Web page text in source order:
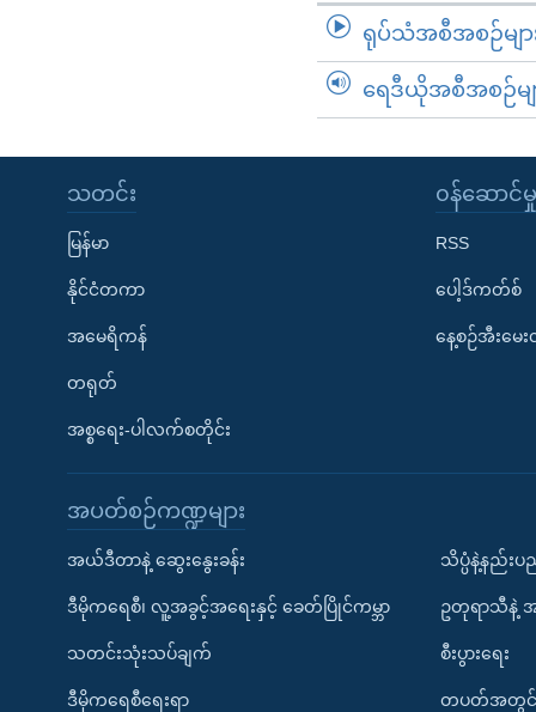
ရုပ်သံအစီအစဉ်မျာ
ရေဒီယိုအစီအစဉ်မျ
သတင်း
မြန်မာ
နိုင်ငံတကာ
အမေရိကန်
တရုတ်
အစ္စရေး-ပါလက်စတိုင်း
၀န်ဆောင်မှု
RSS
ပေါ့ဒ်ကတ်စ်
နေ့စဉ်အီးမ
အပတ်စဉ်ကဏ္ဍများ
အယ်ဒီတာနဲ့ ဆွေးနွေးခန်း
ဒီမိုကရေစီ၊ လူ့အခွင့်အရေးနှင့် ခေတ်ပြိုင်ကမ္ဘာ
သတင်းသုံးသပ်ချက်
ဒီမိုကရေစီရေးရာ
သိပ္ပံနဲ့နည်းပ
ဥတုရာသီနဲ့ အ
စီးပွားရေး
တပတ်အတွင်း